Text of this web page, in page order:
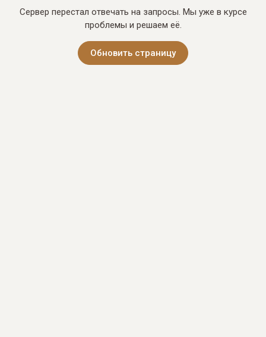
Сервер перестал отвечать на запросы. Мы уже в курсе
проблемы и решаем её.
Обновить страницу